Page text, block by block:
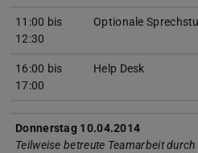
11:00 bis
12:30
Optionale
16:00 bis
17:00
Help Desk
Donnerstag 10.04.2014
Teilweise betreute Teamarbeit